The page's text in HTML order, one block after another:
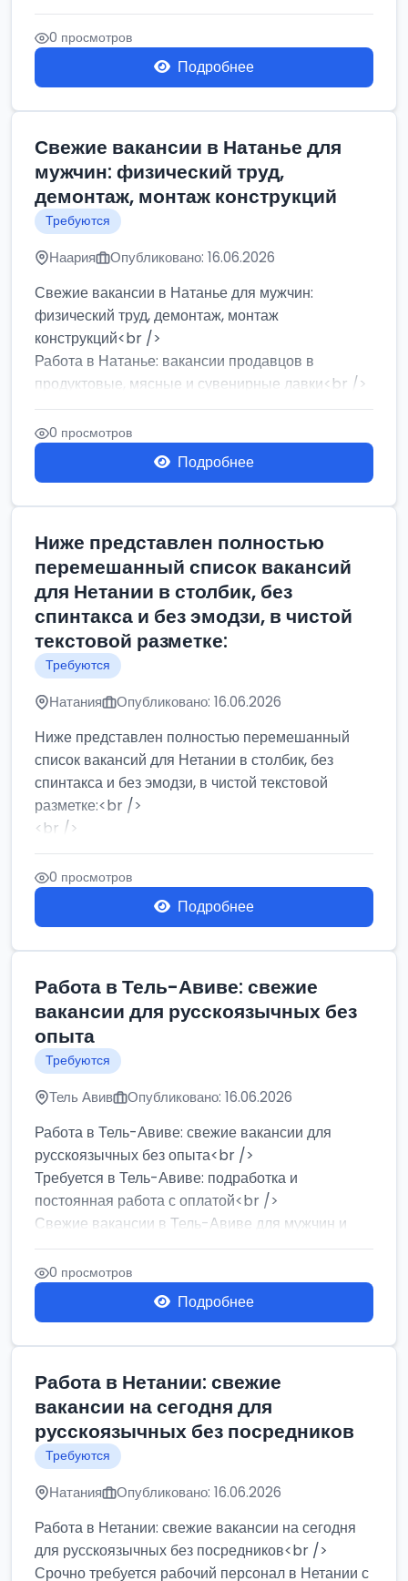
женщин от хозя...
0 просмотров
Подробнее
Свежие вакансии в Натанье для
мужчин: физический труд,
демонтаж, монтаж конструкций
Требуются
Наария Опубликовано: 16.06.2026
Свежие вакансии в Натанье для мужчин:
физический труд, демонтаж, монтаж
конструкций<br />
Работа в Натанье: вакансии продавцов в
продуктовые, мясные и сувенирные лавки<br />
Разнорабочий на сборку м...
0 просмотров
Подробнее
Ниже представлен полностью
перемешанный список вакансий
для Нетании в столбик, без
спинтакса и без эмодзи, в чистой
текстовой разметке:
Требуются
Натания Опубликовано: 16.06.2026
Ниже представлен полностью перемешанный
список вакансий для Нетании в столбик, без
спинтакса и без эмодзи, в чистой текстовой
разметке:<br />
<br />
Работа в Нетании на мебельном производстве:
требу...
0 просмотров
Подробнее
Работа в Тель-Авиве: свежие
вакансии для русскоязычных без
опыта
Требуются
Тель Авив Опубликовано: 16.06.2026
Работа в Тель-Авиве: свежие вакансии для
русскоязычных без опыта<br />
Требуется в Тель-Авиве: подработка и
постоянная работа с оплатой<br />
Свежие вакансии в Тель-Авиве для мужчин и
женщин от хозя...
0 просмотров
Подробнее
Работа в Нетании: свежие
вакансии на сегодня для
русскоязычных без посредников
Требуются
Натания Опубликовано: 16.06.2026
Работа в Нетании: свежие вакансии на сегодня
для русскоязычных без посредников<br />
Срочно требуется рабочий персонал в Нетании с